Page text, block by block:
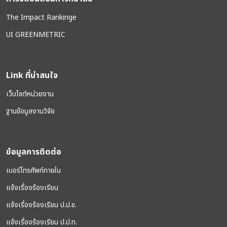
The Impact Rankinge
UI GREENMETRIC
Link ที่น่าสนใจ
เว็บไซต์หน่วยงาน
ฐานข้อมูลงานวิจัย
ข้อมูลการติดต่อ
เบอร์โทรศัพท์ภายใน
แจ้งเรื่องร้องเรียน
แจ้งเรื่องร้องเรียน ป.ป.ช.
แจ้งเรื่องร้องเรียน ป.ป.ท.